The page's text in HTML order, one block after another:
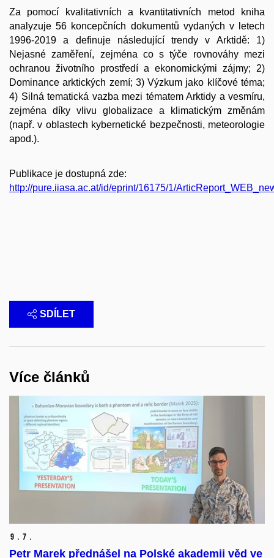
Za pomocí kvalitativních a kvantitativních metod kniha
analyzuje 56 koncepčních dokumentů vydaných v letech
1996-2019 a definuje následující trendy v Arktidě: 1)
Nejasné zaměření, zejména co s týče rovnováhy mezi
ochranou životního prostředí a ekonomickými zájmy; 2)
Dominance arktických zemí; 3) Výzkum jako klíčové téma;
4) Silná tematická vazba mezi tématem Arktidy a vesmíru,
zejména díky vlivu globalizace a klimatickým změnám
(např. v oblastech kybernetické bezpečnosti, meteorologie
apod.).
Publikace je dostupná zde:
http://pure.iiasa.ac.at/id/eprint/16175/1/
SDÍLET
Více článků
9. 7.
Petr Marek přednášel na Polské akademii věd ve